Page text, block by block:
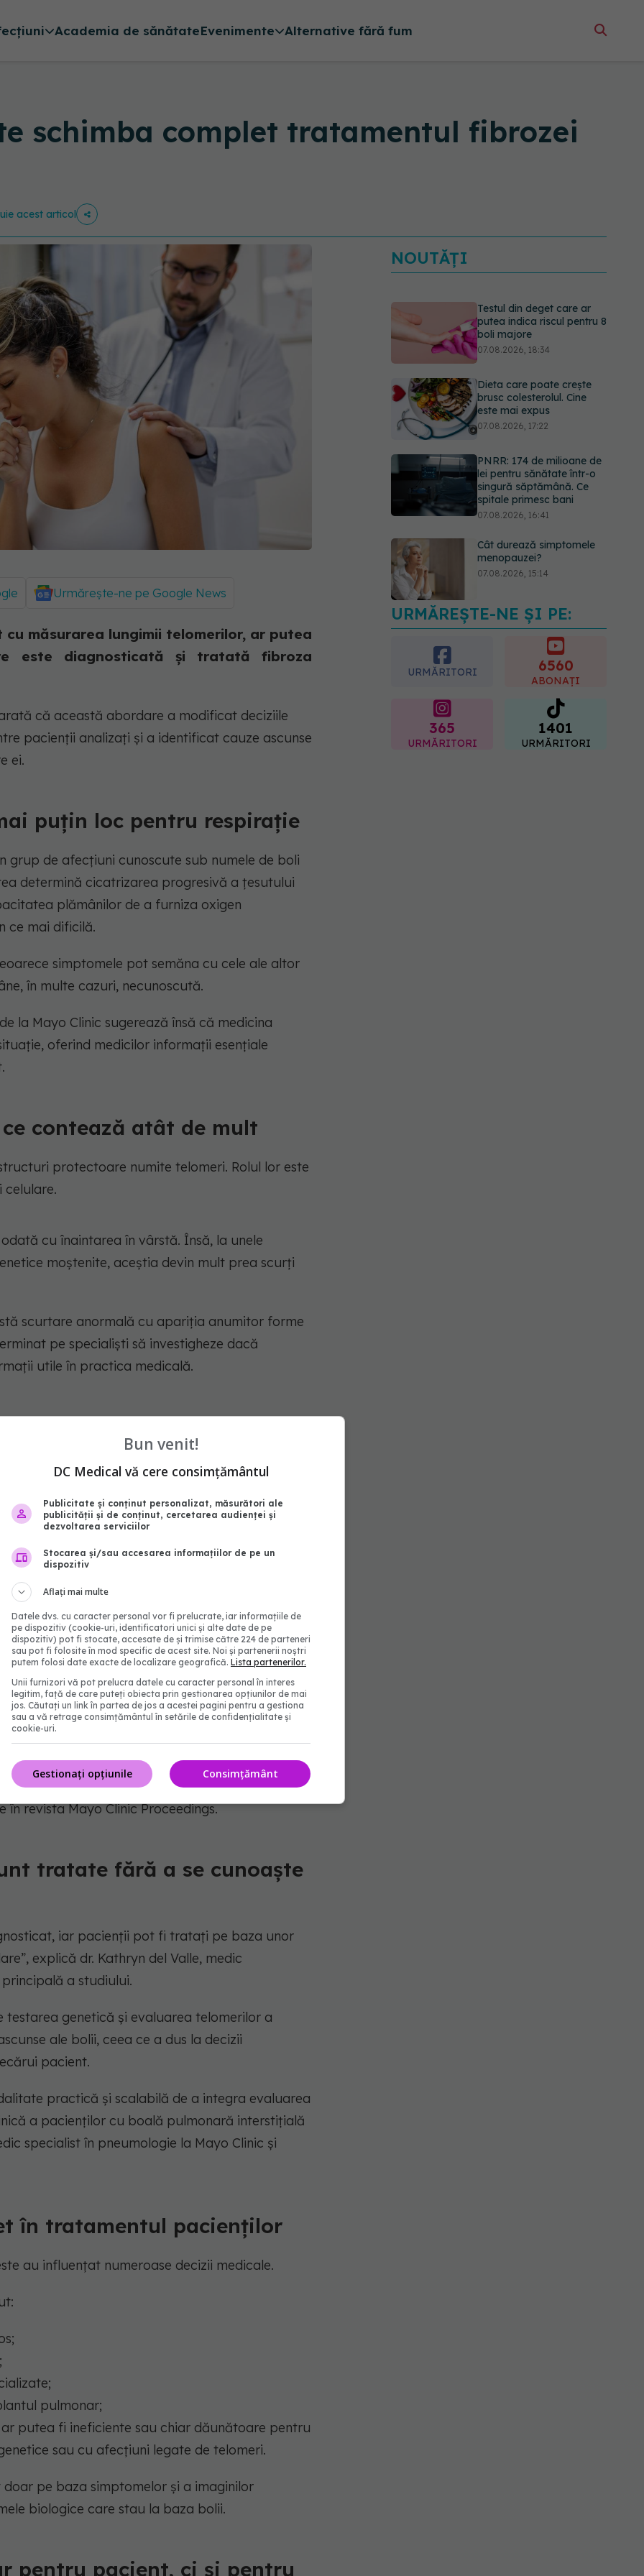
Academia de sănătateEvenimente Alternative fără fum
schimba complet tratamentul fibrozei
acest articol
Urmărește-ne pe Google News
măsurarea lungimii telomerilor, ar putea
este diagnosticată și tratată fibroza
că această abordare a modificat deciziile
pacienții analizați și a identificat cauze ascunse
ei.
puțin loc pentru respirație
de afecțiuni cunoscute sub numele de boli
determină cicatrizarea progresivă a țesutului
plămânilor de a furniza oxigen
ce mai dificilă.
simptomele pot semăna cu cele ale altor
în multe cazuri, necunoscută.
la Mayo Clinic sugerează însă că medicina
oferind medicilor informații esențiale
contează atât de mult
protectoare numite telomeri. Rolul lor este
celulare.
cu înaintarea în vârstă. Însă, la unele
moștenite, aceștia devin mult prea scurți
scurtare anormală cu apariția anumitor forme
pe specialiști să investigheze dacă
utile în practica medicală.
unul din cinci pacienți
cu boală pulmonară interstițială fibrotică.
variantă genetică responsabilă de apariția bolii.
au determinat schimbarea planului terapeutic
impactul direct al acestor teste asupra
revista Mayo Clinic Proceedings.
tratate fără a se cunoaște
iar pacienții pot fi tratați pe baza unor
explică dr. Kathryn del Valle, medic
a studiului.
genetică și evaluarea telomerilor a
ale bolii, ceea ce a dus la decizii
pacient.
practică și scalabilă de a integra evaluarea
a pacienților cu boală pulmonară interstițială
specialist în pneumologie la Mayo Clinic și
în tratamentul pacienților
au influențat numeroase decizii medicale.
pulmonar;
putea fi ineficiente sau chiar dăunătoare pentru
sau cu afecțiuni legate de telomeri.
pe baza simptomelor și a imaginilor
biologice care stau la baza bolii.
pentru pacient, ci și pentru
NOUTĂȚI
Testul din deget care ar
putea indica riscul pentru 8
boli majore
07.08.2026, 18:34
Dieta care poate crește
brusc colesterolul. Cine
este mai expus
07.08.2026, 17:22
PNRR: 174 de milioane de
lei pentru sănătate într-o
singură săptămână. Ce
spitale primesc bani
07.08.2026, 16:41
Cât durează simptomele
menopauzei?
07.08.2026, 15:14
EXCLUSIV Cancerele
care pot fi prevenite. Dr.
(SANADOR): Au metode
URMĂREȘTE-NE ȘI PE:
URMĂRITORI 6560
ABONAȚI
365
URMĂRITORI
1401
URMĂRITORI
Bun venit!
DC Medical vă cere consimțământul
Publicitate și conținut personalizat, măsurători ale
publicității și de conținut, cercetarea audienței și
dezvoltarea serviciilor
Stocarea și/sau accesarea informațiilor de pe un
dispozitiv
Aflați mai multe
Datele dvs. cu caracter personal vor fi prelucrate, iar informațiile de
pe dispozitiv (cookie-uri, identificatori unici și alte date de pe
dispozitiv) pot fi stocate, accesate de și trimise către 224 de parteneri
sau pot fi folosite în mod specific de acest site. Noi și partenerii noștri
putem folosi date exacte de localizare geografică. Lista partenerilor.
Unii furnizori vă pot prelucra datele cu caracter personal în interes
legitim, față de care puteți obiecta prin gestionarea opțiunilor de mai
jos. Căutați un link în partea de jos a acestei pagini pentru a gestiona
sau a vă retrage consimțământul în setările de confidențialitate și
cookie-uri.
Consimțământ
Gestionați opțiunile